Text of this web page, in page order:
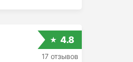
4.8
17 отзывов